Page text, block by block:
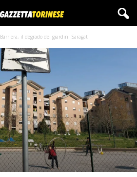
Barriera, il degrado dei giardini Saragat